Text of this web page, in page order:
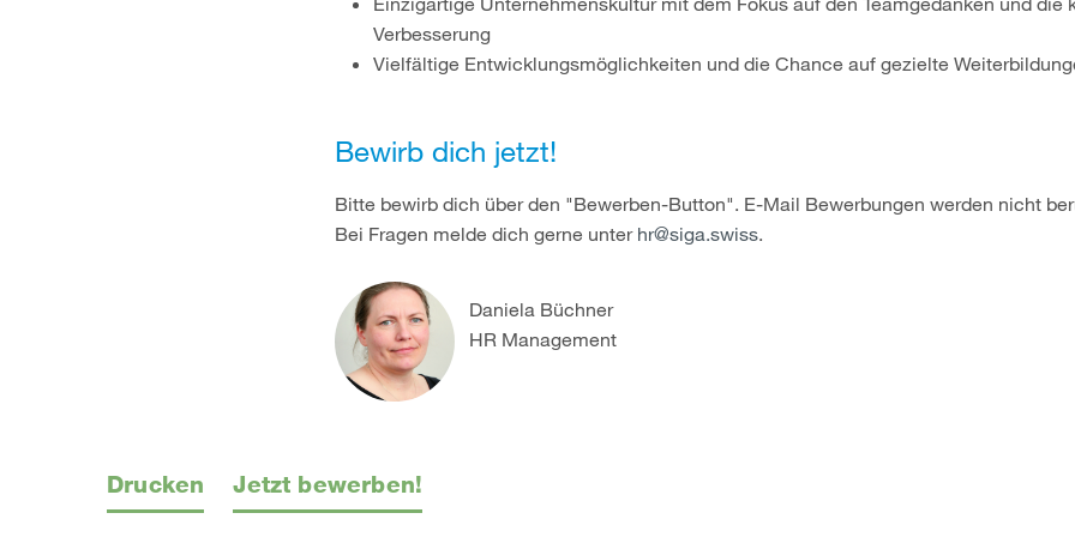
Verbesserung
Vielfältige Entwicklungsmöglichkeiten und die Chance auf gezielte
Bewirb dich jetzt!
Bitte bewirb dich über den "Bewerben-Button". E-Mail Bewerbungen werden nicht
Bei Fragen melde dich gerne unter hr@siga.swiss.
Daniela Büchner
HR Management
Drucken Jetzt bewerben!